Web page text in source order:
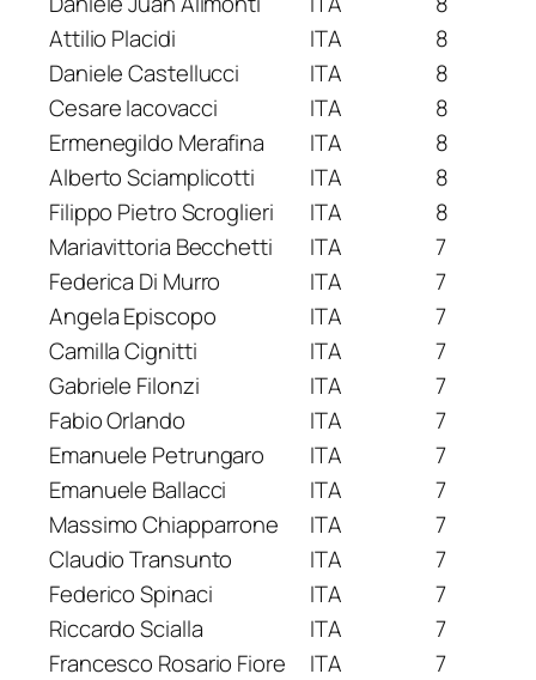
Attilio Placidi
ITA
8
Daniele Castellucci
ITA
8
Cesare Iacovacci
ITA
8
Ermenegildo Merafina
ITA
8
Alberto Sciamplicotti
ITA
8
Filippo Pietro Scroglieri
ITA
8
Mariavittoria Becchetti
ITA
7
Federica Di Murro
ITA
7
Angela Episcopo
ITA
7
Camilla Cignitti
ITA
7
Gabriele Filonzi
ITA
7
Fabio Orlando
ITA
7
Emanuele Petrungaro
ITA
7
Emanuele Ballacci
ITA
7
Massimo Chiapparrone
ITA
7
Claudio Transunto
ITA
7
Federico Spinaci
ITA
7
Riccardo Scialla
ITA
7
Francesco Rosario Fiore
ITA
7